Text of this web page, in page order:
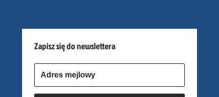
Zapisz się do newslettera